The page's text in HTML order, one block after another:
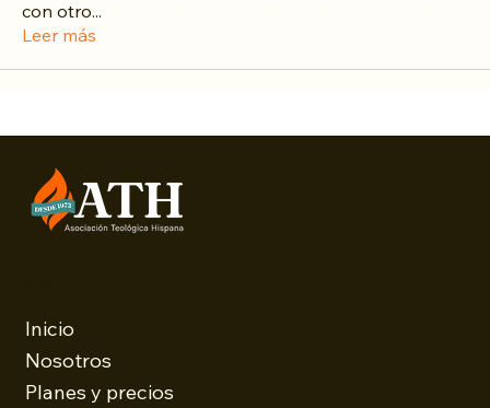
con otro...
Leer más
Inicio
Nosotros
Planes y precios